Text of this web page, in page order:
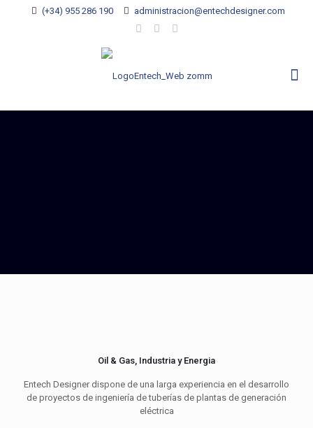
(+34) 955 286 190 administracion@entechdesigner.com
Oil & Gas, Industria y Energia
Entech Designer dispone de una larga experiencia en el desarrollo
de proyectos de ingeniería de tuberías de plantas de generación
eléctrica